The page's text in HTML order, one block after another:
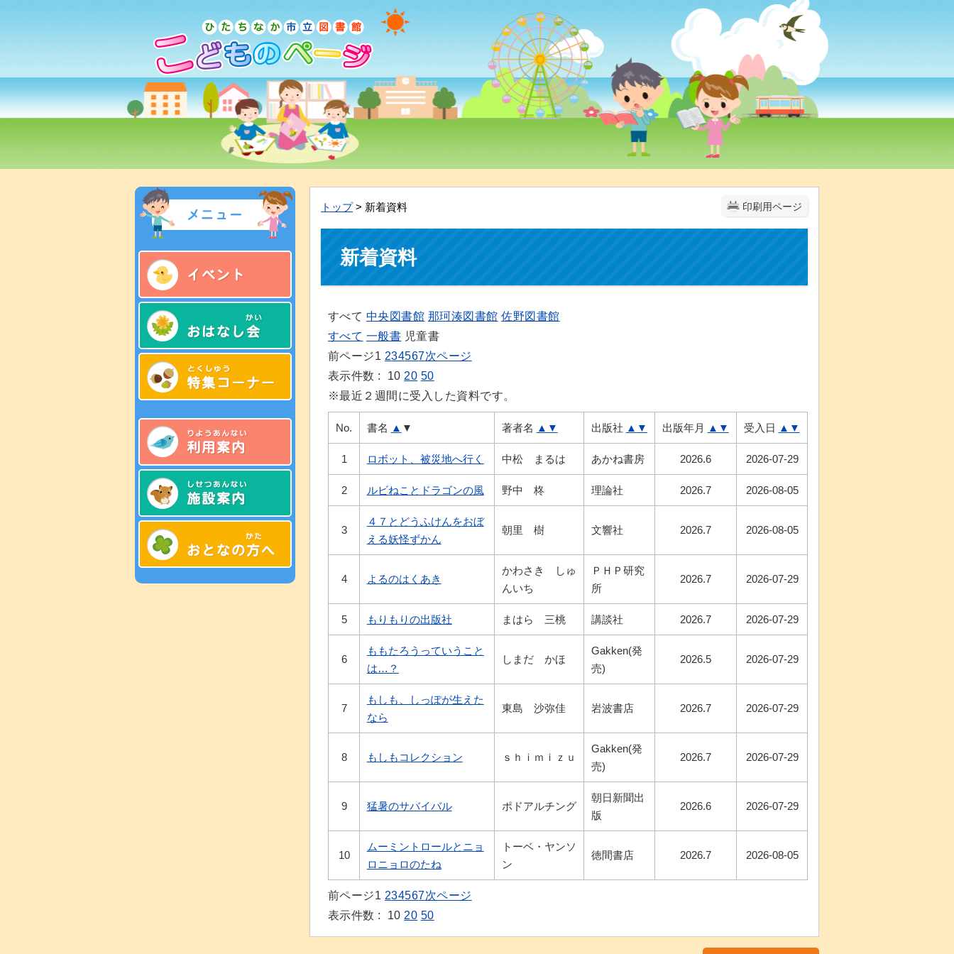
印刷用ページ
トップ> 新着資料
新着資料
すべて 中央図書館 那珂湊図書館 佐野図書館
すべて 一般書 児童書
前ページ1 234567次ページ
表示件数 : 10 20 50
※最近２週間に受入した資料です。
No. 書名 ▲ ▼ 著者名 ▲ ▼ 出版社 ▲ ▼ 出版年月 ▲ ▼ 受入日 ▲ ▼
1 ロボット、被災地へ行く 中松 まるは あかね書房 2026.6 2026-07-29
2 ルビねことドラゴンの風 野中 柊 理論社 2026.7 2026-08-05
3
４７とどうふけんをおぼ
える妖怪ずかん
朝里 樹 文響社 2026.7 2026-08-05
4 よるのはくあき
かわさき しゅ
んいち
ＰＨＰ研究
所
2026.7 2026-07-29
5 もりもりの出版社 まはら 三桃 講談社 2026.7 2026-07-29
6
ももたろうっていうこと
は…？
しまだ かほ
Gakken(発
売)
2026.5 2026-07-29
7
もしも、しっぽが生えた
なら
東島 沙弥佳 岩波書店 2026.7 2026-07-29
8 もしもコレクション ｓｈｉｍｉｚｕ
Gakken(発
売)
2026.7 2026-07-29
9 猛暑のサバイバル ポドアルチング
朝日新聞出
版
2026.6 2026-07-29
10
ムーミントロールとニョ
ロニョロのたね
トーベ・ヤンソ
ン
徳間書店 2026.7 2026-08-05
前ページ1 234567次ページ
表示件数 : 10 20 50